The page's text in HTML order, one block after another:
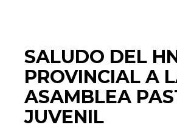
SALUDO DEL
PROVINCIAL A
ASAMBLEA
JUVENIL